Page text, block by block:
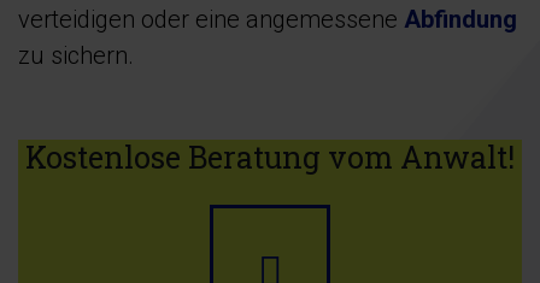
verteidigen oder eine angemessene Abfindung
zu sichern.
Kostenlose Beratung vom Anwalt!